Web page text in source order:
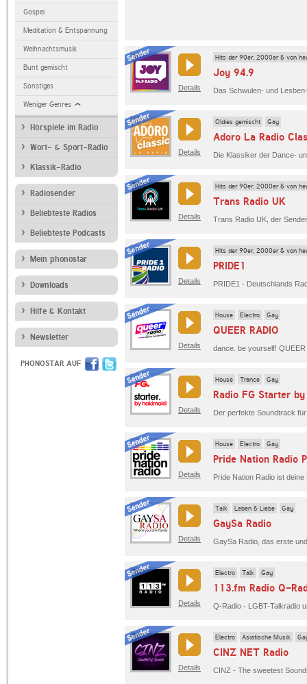
Gospel
Meditation & Entspannung
Weihnachtsmusik
Bunt gemischt
Sonstiges
Weniger Genres
Hörspiele im Radio
Wort- & Sport-Radio
Klassik-Radio
Radiosender
Beliebteste Radios
Beliebteste Podcasts
Mein phonostar
Downloads
Hilfe & Kontakt
Newsletter
PHONOSTAR AUF
Details
Hits der 90er, 2000er & von
Joy 94.9
Das Schwulen- und
Details
Oldies gemischt Gay
Adoro La Radio
Details
Hits der 90er, 2000er & von
Trans Radio UK
Details
Hits der 90er, 2000er & von
PRIDE1
Details
House Electro Gay
QUEER RADIO
Details
House Trance Gay
Radio FG Starter
Der perfekte Soundtrack
Details
House Electro Gay
Pride Nation Radio
Details
Talk Leben & Liebe Gay
GaySa Radio
Details
Electro Talk Gay
113.fm Radio Q-
Q-Radio - LGBT-Talkradio
Details
Electro Asiatische Musik
CINZ NET Radio